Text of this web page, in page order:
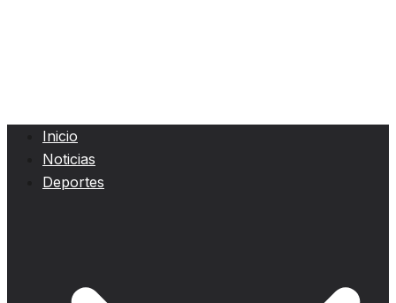
Inicio
Noticias
Deportes